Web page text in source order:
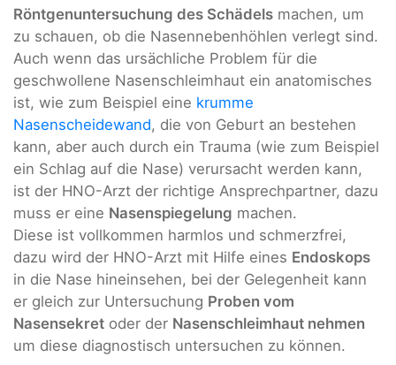
Röntgenuntersuchung des Schädels machen, um
zu schauen, ob die Nasennebenhöhlen verlegt sind.
Auch wenn das ursächliche Problem für die
geschwollene Nasenschleimhaut ein anatomisches
ist, wie zum Beispiel eine krumme
Nasenscheidewand, die von Geburt an bestehen
kann, aber auch durch ein Trauma (wie zum Beispiel
ein Schlag auf die Nase) verursacht werden kann,
ist der HNO-Arzt der richtige Ansprechpartner, dazu
muss er eine Nasenspiegelung machen.
Diese ist vollkommen harmlos und schmerzfrei,
dazu wird der HNO-Arzt mit Hilfe eines Endoskops
in die Nase hineinsehen, bei der Gelegenheit kann
er gleich zur Untersuchung Proben vom
Nasensekret oder der Nasenschleimhaut nehmen
um diese diagnostisch untersuchen zu können.